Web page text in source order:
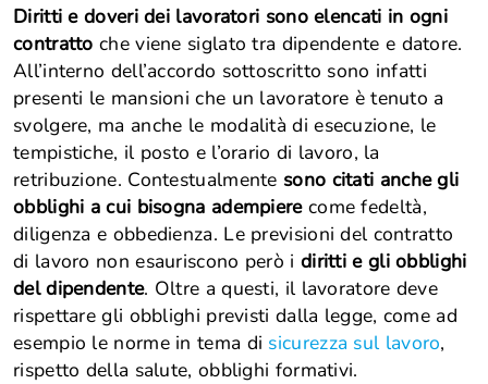
Diritti e doveri dei lavoratori sono elencati in ogni
contratto che viene siglato tra dipendente e datore.
All’interno dell’accordo sottoscritto sono infatti
presenti le mansioni che un lavoratore è tenuto a
svolgere, ma anche le modalità di esecuzione, le
tempistiche, il posto e l’orario di lavoro, la
retribuzione. Contestualmente sono citati anche gli
obblighi a cui bisogna adempierecome fedeltà,
diligenza e obbedienza. Le previsioni del contratto
di lavoro non esauriscono però i diritti e gli obblighi
del dipendente. Oltre a questi, il lavoratore deve
rispettare gli obblighi previsti dalla legge, come ad
esempio le norme in tema di sicurezza sul lavoro,
rispetto della salute, obblighi formativi.